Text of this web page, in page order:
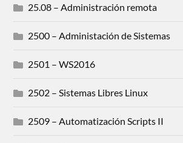
25.08 – Administración remota
2500 – Administación de Sistemas
2501 – WS2016
2502 – Sistemas Libres Linux
2509 – Automatización Scripts II